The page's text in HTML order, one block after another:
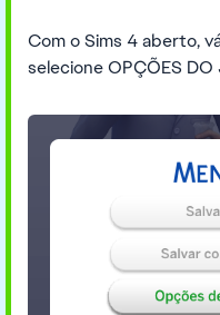
Com o Sims 4 aberto,
selecione OPÇÕES